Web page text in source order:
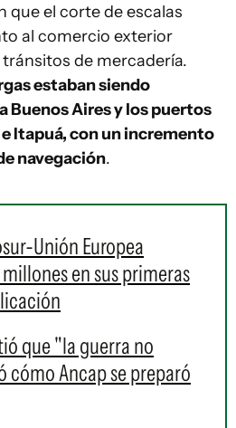
que el corte de escalas
al comercio exterior
de mercadería.
estaban siendo
Buenos Aires y los puertos
Itapuá, con un incremento
navegación.
Unión Europea
en sus primeras
que "la guerra no
Ancap se preparó